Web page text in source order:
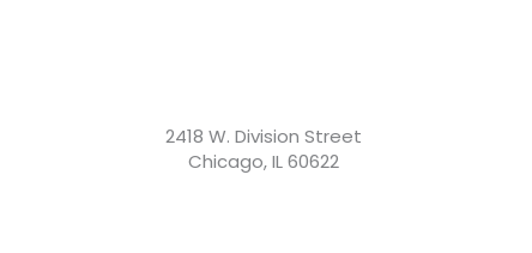
2418 W. Division Street
Chicago, IL 60622